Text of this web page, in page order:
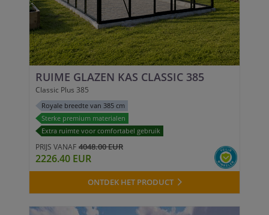
RUIME GLAZEN KAS CLASSIC 385
Classic Plus 385
Royale breedte van 385 cm
Sterke premium materialen
Extra ruimte voor comfortabel gebruik
PRIJS VANAF 4048.00 EUR
2226.40 EUR
ONTDEK HET PRODUCT